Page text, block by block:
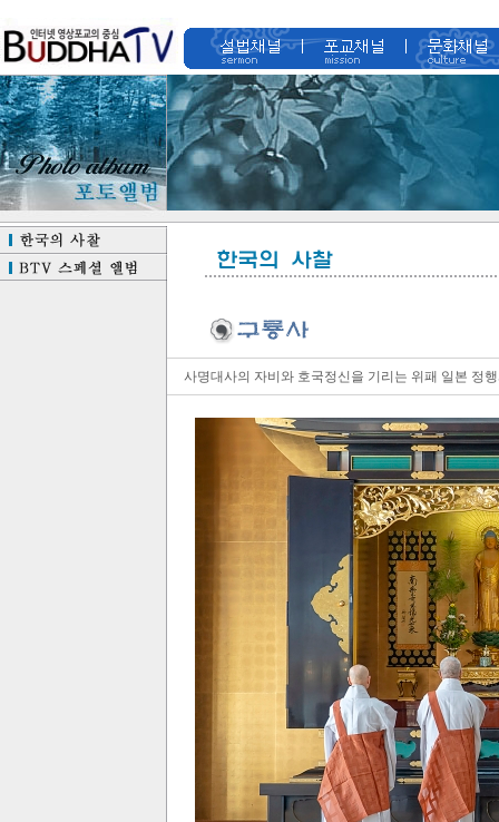
사명대사의 자비와 호국정신을 기리는 위패 일본 정